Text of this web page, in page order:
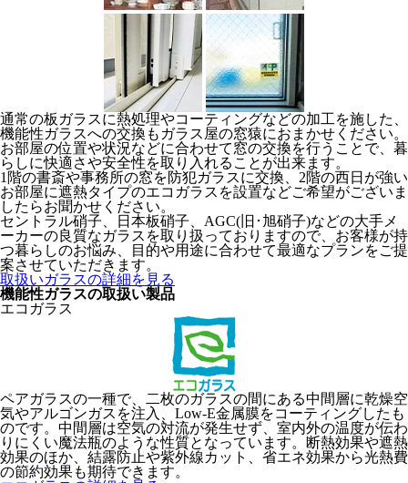
通常の板ガラスに熱処理やコーティングなどの加工を施した、
機能性ガラスへの交換もガラス屋の窓猿におまかせください。
お部屋の位置や状況などに合わせて窓の交換を行うことで、暮
らしに快適さや安全性を取り入れることが出来ます。
1階の書斎や事務所の窓を防犯ガラスに交換、2階の西日が強い
お部屋に遮熱タイプのエコガラスを設置などご希望がございま
したらお聞かせください。
セントラル硝子、日本板硝子、AGC(旧･旭硝子)などの大手メ
ーカーの良質なガラスを取り扱っておりますので、お客様が持
つ暮らしのお悩み、目的や用途に合わせて最適なプランをご提
案させていただきます。
取扱いガラスの詳細を見る
機能性ガラスの取扱い製品
エコガラス
ペアガラスの一種で、二枚のガラスの間にある中間層に乾燥空
気やアルゴンガスを注入、Low-E金属膜をコーティングしたも
のです。中間層は空気の対流が発生せず、室内外の温度が伝わ
りにくい魔法瓶のような性質となっています。断熱効果や遮熱
効果のほか、結露防止や紫外線カット、省エネ効果から光熱費
の節約効果も期待できます。